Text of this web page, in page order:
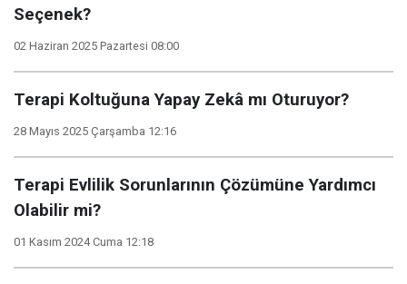
Seçenek?
02 Haziran 2025 Pazartesi 08:00
Terapi Koltuğuna Yapay Zekâ mı Oturuyor?
28 Mayıs 2025 Çarşamba 12:16
Terapi Evlilik Sorunlarının Çözümüne Yardımcı
Olabilir mi?
01 Kasım 2024 Cuma 12:18